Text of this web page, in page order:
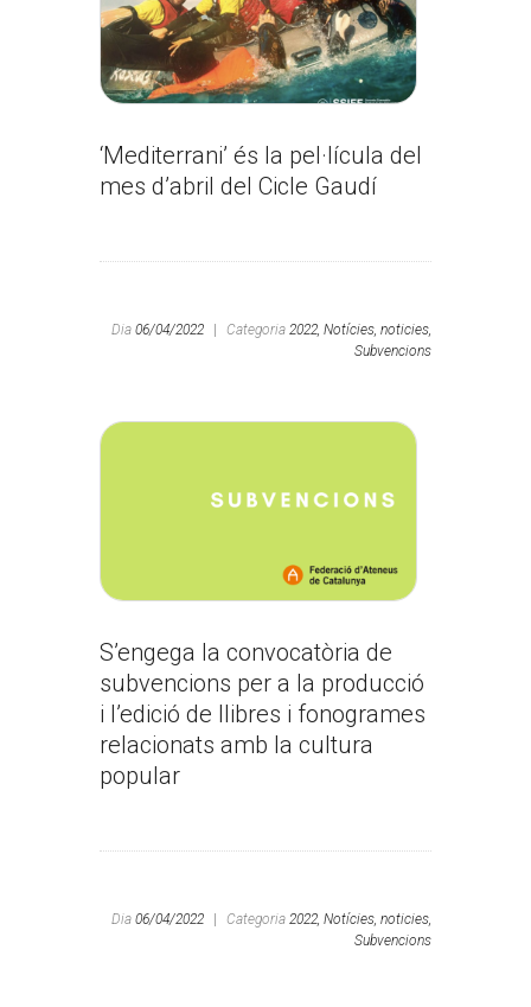
‘Mediterrani’ és la pel·lícula del
mes d’abril del Cicle Gaudí
Dia 06/04/2022 Categoria 2022, Notícies, noticies,
Subvencions
S’engega la convocatòria de
subvencions per a la producció
i l’edició de llibres i fonogrames
relacionats amb la cultura
popular
Dia 06/04/2022 Categoria 2022, Notícies, noticies,
Subvencions